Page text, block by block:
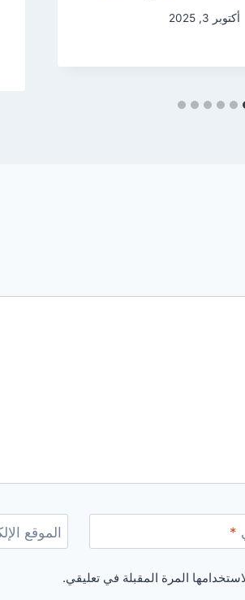
أكتوبر 3, 2025
* الموقع
المرة المقبلة في تعليقي.